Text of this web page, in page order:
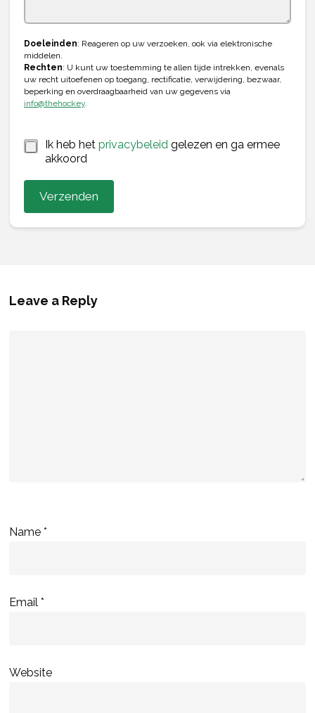
+
1
Doeleinden: Reageren op uw verzoeken, ook via elektronische
middelen.
Rechten: U kunt uw toestemming te allen tijde intrekken, evenals
uw recht uitoefenen op toegang, rectificatie, verwijdering, bezwaar,
beperking en overdraagbaarheid van uw gegevens via
info@thehockey.
* Ik heb het privacybeleidgelezen en ga ermee
akkoord
Verzenden
Leave a Reply
Name*
Email*
Website